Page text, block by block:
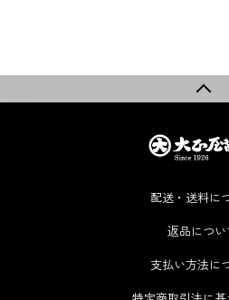
配送・送料に
返品につい
支払い方法に